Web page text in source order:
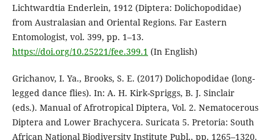
Lichtwardtia Enderlein, 1912 (Diptera: Dolichopodidae)
from Australasian and Oriental Regions. Far Eastern
Entomologist, vol. 399, pp. 1–13.
https://doi.org/10.25221/fee.399.1 (In English)
Grichanov, I. Ya., Brooks, S. E. (2017) Dolichopodidae (long-
legged dance flies). In: A. H. Kirk-Spriggs, B. J. Sinclair
(eds.). Manual of Afrotropical Diptera, Vol. 2. Nematocerous
Diptera and Lower Brachycera. Suricata 5. Pretoria: South
African National Biodiversity Institute Publ., pp. 1265–1320.